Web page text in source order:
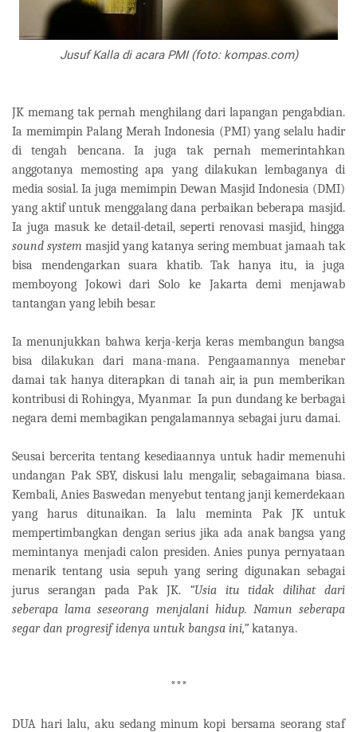
Jusuf Kalla di acara PMI (foto: kompas.com)
JK memang tak pernah menghilang dari lapangan pengabdian.
Ia memimpin Palang Merah Indonesia (PMI) yang selalu hadir
di tengah bencana. Ia juga tak pernah memerintahkan
anggotanya memosting apa yang dilakukan lembaganya di
media sosial. Ia juga memimpin Dewan Masjid Indonesia (DMI)
yang aktif untuk menggalang dana perbaikan beberapa masjid.
Ia juga masuk ke detail-detail, seperti renovasi masjid, hingga
sound system masjid yang katanya sering membuat jamaah tak
bisa mendengarkan suara khatib. Tak hanya itu, ia juga
memboyong Jokowi dari Solo ke Jakarta demi menjawab
tantangan yang lebih besar.
Ia menunjukkan bahwa kerja-kerja keras membangun bangsa
bisa dilakukan dari mana-mana. Pengaamannya menebar
damai tak hanya diterapkan di tanah air, ia pun memberikan
kontribusi di Rohingya, Myanmar. Ia pun dundang ke berbagai
negara demi membagikan pengalamannya sebagai juru damai.
Seusai bercerita tentang kesediaannya untuk hadir memenuhi
undangan Pak SBY, diskusi lalu mengalir, sebagaimana biasa.
Kembali, Anies Baswedan menyebut tentang janji kemerdekaan
yang harus ditunaikan. Ia lalu meminta Pak JK untuk
mempertimbangkan dengan serius jika ada anak bangsa yang
memintanya menjadi calon presiden. Anies punya pernyataan
menarik tentang usia sepuh yang sering digunakan sebagai
jurus serangan pada Pak JK. “Usia itu tidak dilihat dari
seberapa lama seseorang menjalani hidup. Namun seberapa
segar dan progresif idenya untuk bangsa ini,” katanya.
***
DUA hari lalu, aku sedang minum kopi bersama seorang staf